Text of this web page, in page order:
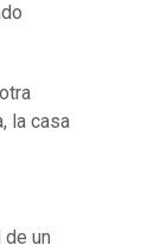
la casa
un